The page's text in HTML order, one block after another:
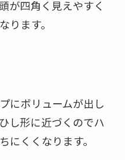
が四角く見えやすく
ります。
にボリュームが出し
し形に近づくのでハ
にくくなります。